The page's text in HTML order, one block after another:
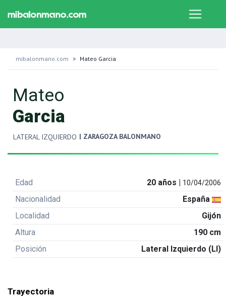
mibalonmano.com Mateo Garcia
Mateo
Garcia
LATERAL IZQUIERDO | ZARAGOZA BALONMANO
Edad 20 años | 10/04/2006
Nacionalidad
España
Localidad
Gijón
Altura
190 cm
Posición
Lateral Izquierdo (LI)
Trayectoria